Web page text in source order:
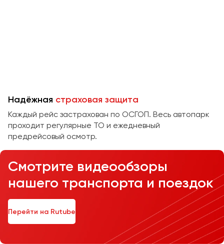
Надёжная страховая защита
Каждый рейс застрахован по ОСГОП. Весь автопарк
проходит регулярные ТО и ежедневный
предрейсовый осмотр.
Смотрите видеообзоры
нашего транспорта и поездок
Перейти на Rutube